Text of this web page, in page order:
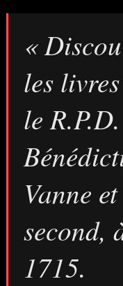
«
les
le
Vanne
second,
1715.